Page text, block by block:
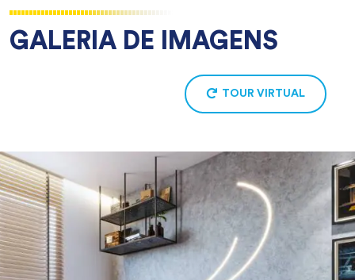
GALERIA DE IMAGENS
TOUR VIRTUAL